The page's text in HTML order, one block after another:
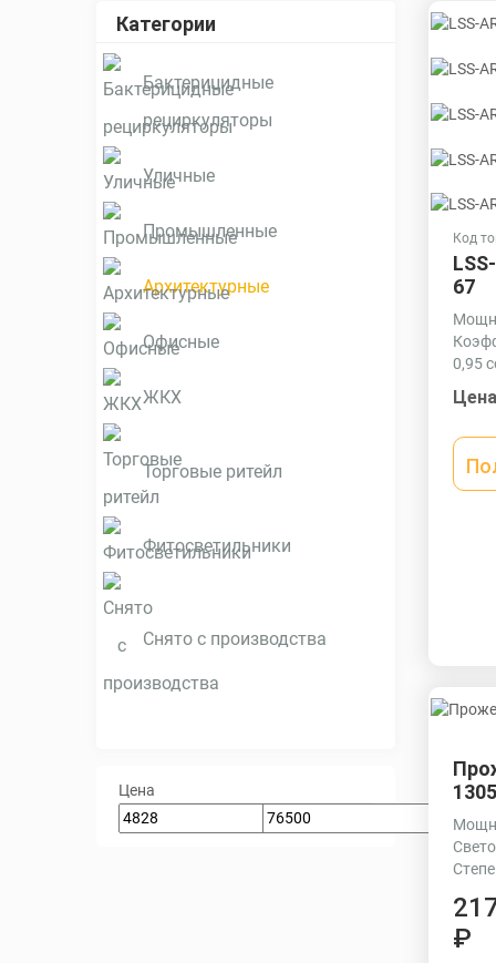
Категории
Бактерицидные
рециркуляторы
Уличные
Промышленные
Архитектурные
Офисные
ЖКХ
Торговые ритейл
Фитосветильники
Снято с производства
Цена
Код
67
0,95
₽